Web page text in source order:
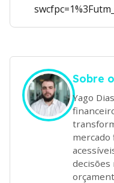
Sobre
Yago
mercado
decisões